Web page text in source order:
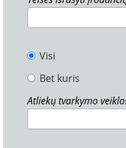
Visi
Bet kuris
Atliekų tvarkymo